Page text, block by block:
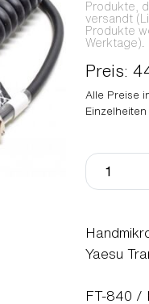
Produkte,
versandt
Produkte
Werktage).
Preis:
Alle Preise
Yaesu
FT-840 /